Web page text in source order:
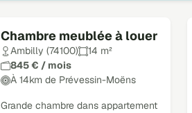
Chambre meublée à louer
Ambilly (74100)
14 m²
845 € / mois
À 14km de Prévessin-Moëns
Grande chambre dans appartement